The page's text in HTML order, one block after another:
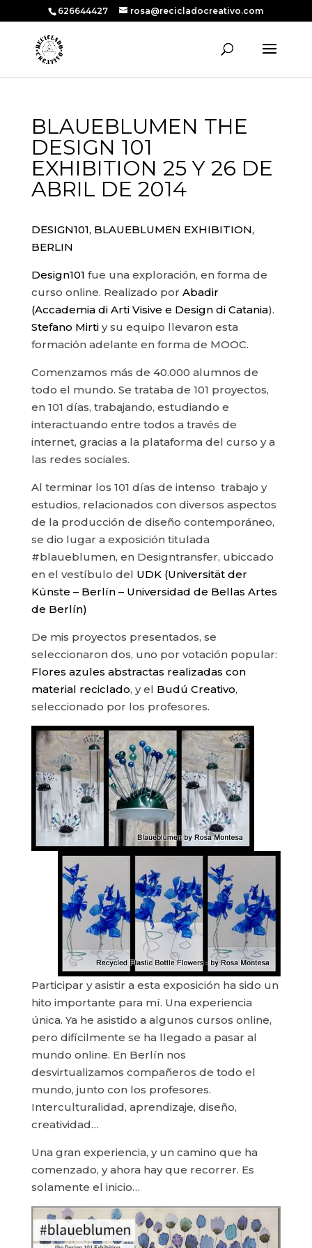
626644427 rosa@recicladocreativo.com
BLAUEBLUMEN THE
DESIGN 101
EXHIBITION 25 Y 26 DE
ABRIL DE 2014
DESIGN101, BLAUEBLUMEN EXHIBITION,
BERLIN
Design101 fue una exploración, en forma de
curso online. Realizado por Abadir
(Accademia di Arti Visive e Design di Catania).
Stefano Mirtiy su equipo llevaron esta
formación adelante en forma de MOOC.
Comenzamos más de 40.000 alumnos de
todo el mundo. Se trataba de 101 proyectos,
en 101 días, trabajando, estudiando e
interactuando entre todos a través de
internet, gracias a la plataforma del curso y a
las redes sociales.
Al terminar los 101 días de intenso trabajo y
estudios, relacionados con diversos aspectos
de la producción de diseño contemporáneo,
se dio lugar a exposición titulada
#blaueblumen, en Designtransfer, ubiccado
en el vestíbulo del UDK (Universität der
Künste – Berlín – Universidad de Bellas Artes
de Berlín)
De mis proyectos presentados, se
seleccionaron dos, uno por votación popular:
Flores azules abstractas realizadas con
material reciclado, y el Budú Creativo,
seleccionado por los profesores.
Participar y asistir a esta exposición ha sido un
hito importante para mí. Una experiencia
única. Ya he asistido a algunos cursos online,
pero difícilmente se ha llegado a pasar al
mundo online. En Berlín nos
desvirtualizamos compañeros de todo el
mundo, junto con los profesores.
Interculturalidad, aprendizaje, diseño,
creatividad…
Una gran experiencia, y un camino que ha
comenzado, y ahora hay que recorrer. Es
solamente el inicio…